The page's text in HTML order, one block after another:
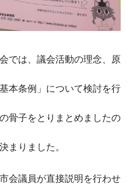
では、議会活動の理念、原
本条例」について検討を行
骨子をとりまとめましたの
まりました。
会議員が直接説明を行わせ